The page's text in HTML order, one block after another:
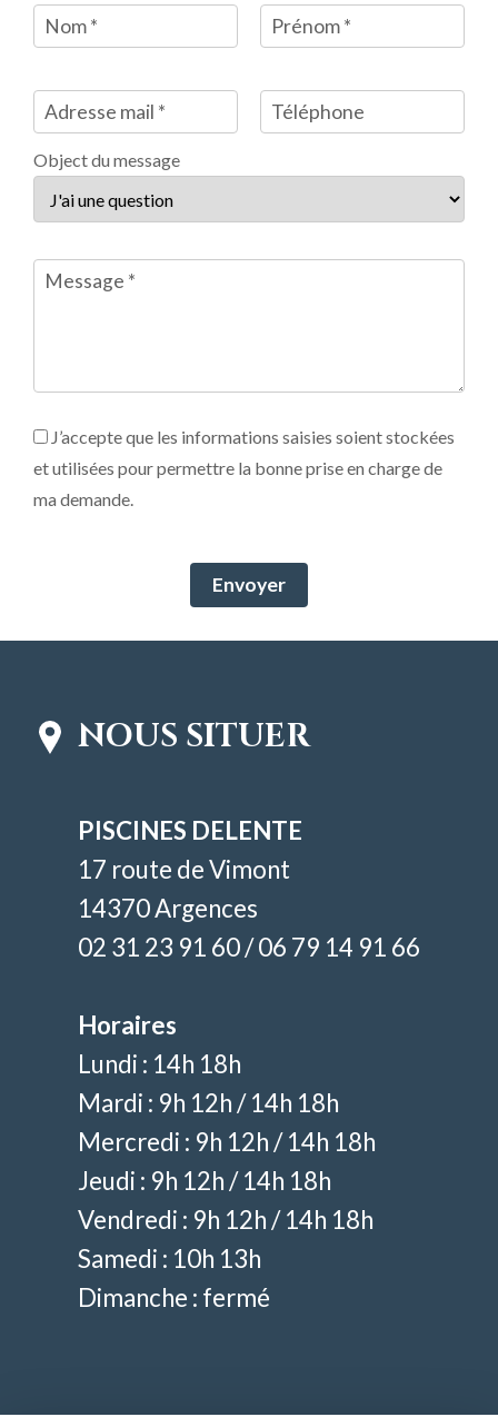
Nom* Prénom*
Adresse mail * Téléphone
Object du message
Message *
J’accepte que les informations saisies soient stockées
et utilisées pour permettre la bonne prise en charge de
ma demande.
NOUS SITUER
PISCINES DELENTE
17 route de Vimont
14370 Argences
02 31 23 91 60 / 06 79 14 91 66
Horaires
Lundi : 14h 18h
Mardi : 9h 12h / 14h 18h
Mercredi : 9h 12h / 14h 18h
Jeudi : 9h 12h / 14h 18h
Vendredi : 9h 12h / 14h 18h
Samedi : 10h 13h
Dimanche : fermé